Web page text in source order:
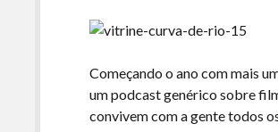
Começando o ano com mais
um podcast genérico sobre
convivem com a gente todos